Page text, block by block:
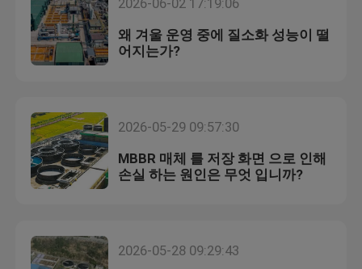
제품
공장 여행
2026-06-02 17:19:06
왜 겨울 운영 중에 질소화 성능이 떨
어지는가?
2026-05-29 09:57:30
MBBR 매체 를 저장 화면 으로 인해
손실 하는 원인은 무엇 입니까?
2026-05-28 09:29:43